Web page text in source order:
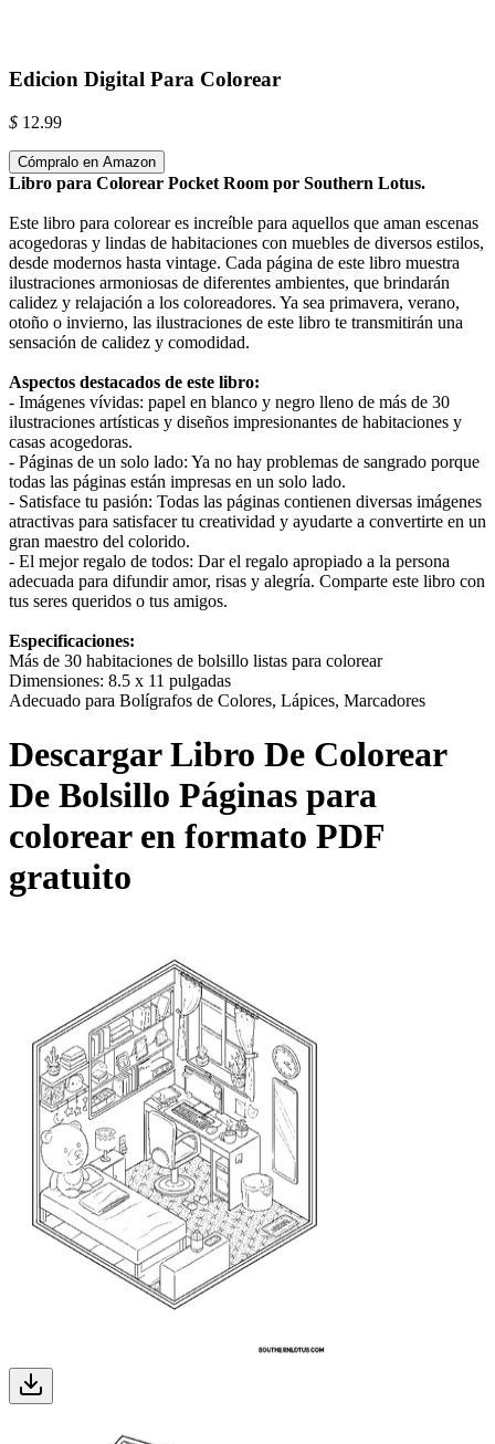
Edicion Digital Para Colorear
$ 12.99
Cómpralo en Amazon
Libro para Colorear Pocket Room por Southern Lotus.
Este libro para colorear es increíble para aquellos que aman escenas
acogedoras y lindas de habitaciones con muebles de diversos estilos,
desde modernos hasta vintage. Cada página de este libro muestra
ilustraciones armoniosas de diferentes ambientes, que brindarán
calidez y relajación a los coloreadores. Ya sea primavera, verano,
otoño o invierno, las ilustraciones de este libro te transmitirán una
sensación de calidez y comodidad.
Aspectos destacados de este libro:
- Imágenes vívidas: papel en blanco y negro lleno de más de 30
ilustraciones artísticas y diseños impresionantes de habitaciones y
casas acogedoras.
- Páginas de un solo lado: Ya no hay problemas de sangrado porque
todas las páginas están impresas en un solo lado.
- Satisface tu pasión: Todas las páginas contienen diversas imágenes
atractivas para satisfacer tu creatividad y ayudarte a convertirte en un
gran maestro del colorido.
- El mejor regalo de todos: Dar el regalo apropiado a la persona
adecuada para difundir amor, risas y alegría. Comparte este libro con
tus seres queridos o tus amigos.
Especificaciones:
Más de 30 habitaciones de bolsillo listas para colorear
Dimensiones: 8.5 x 11 pulgadas
Adecuado para Bolígrafos de Colores, Lápices, Marcadores
Descargar Libro De Colorear
De Bolsillo Páginas para
colorear en formato PDF
gratuito